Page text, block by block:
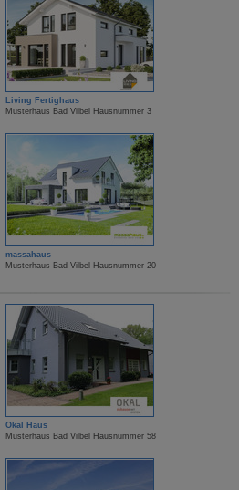
Living Fertighaus
Musterhaus Bad Vilbel Hausnummer 3
massahaus
Musterhaus Bad Vilbel Hausnummer 20
Okal Haus
Musterhaus Bad Vilbel Hausnummer 58